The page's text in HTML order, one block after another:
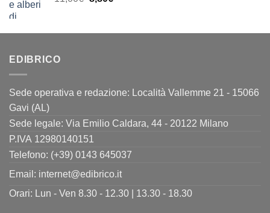
era:
è:
EDIBRICO
Sede operativa e redazione: Località Vallemme 21 - 15066
Gavi (AL)
Sede legale: Via Emilio Caldara, 44 - 20122 Milano
P.IVA 12980140151
Telefono: (+39) 0143 645037
Email: internet@edibrico.it
Orari: Lun - Ven 8.30 - 12.30 | 13.30 - 18.30